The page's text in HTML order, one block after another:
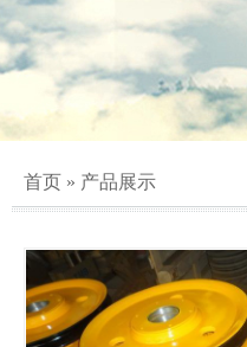
首页 » 产品展示